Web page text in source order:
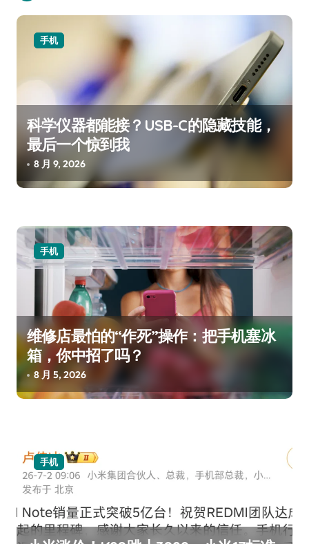
手机
科学仪器都能接？USB-C的隐藏技能，
最后一个惊到我
8 月 9, 2026
手机
维修店最怕的“作死”操作：把手机塞冰
箱，你中招了吗？
8 月 5, 2026
手机